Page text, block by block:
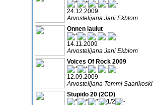
24.12.2009
Arvostelijana Jani Ekblom
Onnen laulut
14.11.2009
Arvostelijana Jani Ekblom
Voices Of Rock 2009
12.09.2009
Arvostelijana Tommi Saarikoski
Stupido 20 (2CD)